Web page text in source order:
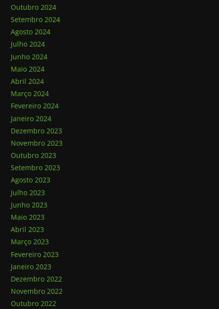
Outubro 2024
Setembro 2024
Agosto 2024
Julho 2024
Junho 2024
Maio 2024
Abril 2024
Março 2024
Fevereiro 2024
Janeiro 2024
Dezembro 2023
Novembro 2023
Outubro 2023
Setembro 2023
Agosto 2023
Julho 2023
Junho 2023
Maio 2023
Abril 2023
Março 2023
Fevereiro 2023
Janeiro 2023
Dezembro 2022
Novembro 2022
Outubro 2022